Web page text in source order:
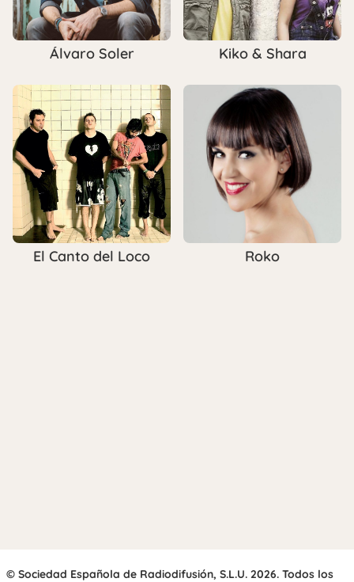
Álvaro Soler Kiko & Shara
El Canto del Loco Roko
© Sociedad Española de Radiodifusión, S.L.U. 2026. Todos los